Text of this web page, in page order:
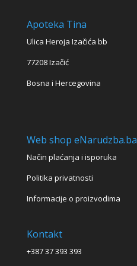
Apoteka Tina
Ulica Heroja Izačića bb
77208 Izačić
Bosna i Hercegovina
Web shop eNarudzba.ba
Način plaćanja i isporuka
Politika privatnosti
Informacije o proizvodima
Kontakt
+387 37 393 393